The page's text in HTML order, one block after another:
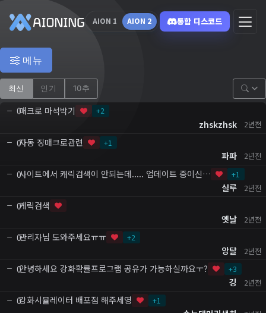
AION 1 AION 2 통합 디스코드
메뉴
최신 인기 10추
0매크로 마석박기 +2
zhskzhsk 2년전
0자동 징매크로관련 +1
파파 2년전
0사이트에서 캐릭검색이 안되는데..... 업데이트 중이신… +1
실루 2년전
0케릭검색
옛날
2년전
0관리자님 도와주세요ㅠㅠ +2
앙탈 2년전
0안녕하세요 강화확률프로그램 공유가 가능하실까요ㅜ? +3
깅 2년전
0강화시뮬레이터 배포점 해주세영 +1